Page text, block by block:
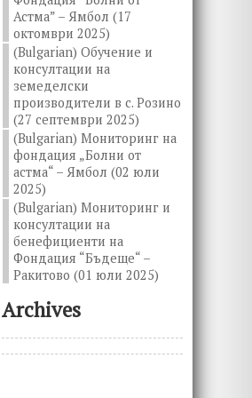
Астма” – Ямбол (17
октомври 2025)
(Bulgarian) Обучение и
консултации на
земеделски
производители в с. Розино
(27 септември 2025)
(Bulgarian) Мониторинг на
фондация „Болни от
астма“ – Ямбол (02 юли
2025)
(Bulgarian) Мониторинг и
консултации на
бенефициенти на
Фондация “Бъдеще“ –
Ракитово (01 юли 2025)
Archives